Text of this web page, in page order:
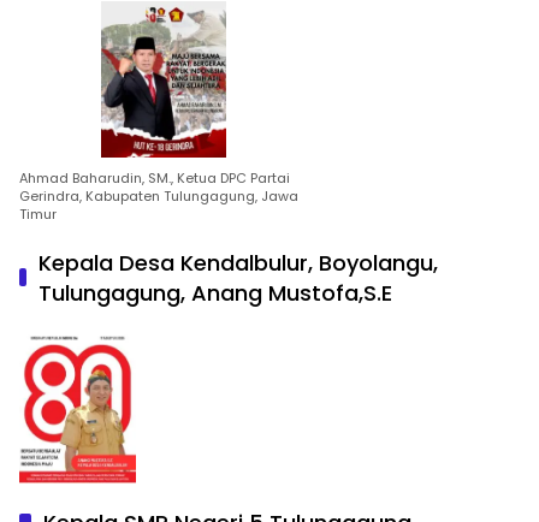
Ahmad Baharudin, SM., Ketua DPC Partai
Gerindra, Kabupaten Tulungagung, Jawa
Timur
Kepala Desa Kendalbulur, Boyolangu,
Tulungagung, Anang Mustofa,S.E